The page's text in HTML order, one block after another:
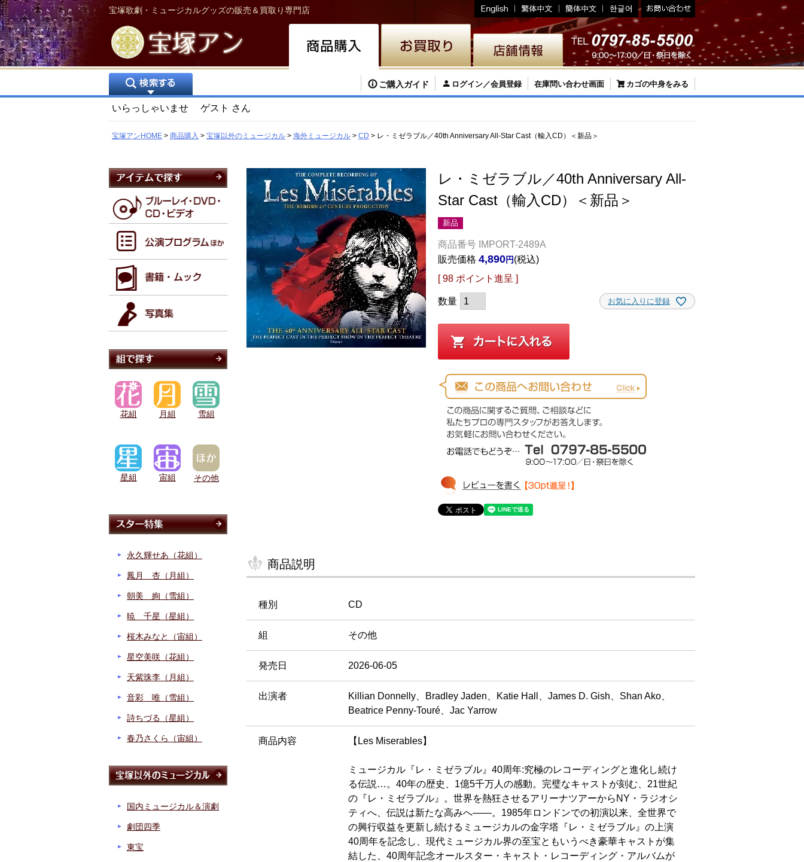
宝塚歌劇・ミュージカルグッズの販売＆買取り専門店
ご購入ガイド ログイン／会員登録 在庫問い合わせ画面 カゴの中身をみる
いらっしゃいませ ゲスト さん
宝塚アンHOME 商品購入 宝塚以外のミュージカル 海外ミュージカル CD レ・ミゼラブル／40th Anniversary All-Star Cast（輸入CD）＜新品＞
レ・ミゼラブル／40th Anniversary All-
Star Cast（輸入CD）＜新品＞
新品
商品番号 IMPORT-2489A
販売価格 4,890
税込
[ 98 ポイント進呈 ]
お気に入りに登録
商品説明
種別 CD
組 その他
発売日 2026-06-05
出演者
Killian Donnelly、Bradley Jaden、Katie Hall、James D. Gish、Shan Ako、
Beatrice Penny-Touré、Jac Yarrow
商品内容 【Les Miserables】
ミュージカル『レ・ミゼラブル』40周年:究極のレコーディングと進化し続け
る伝説…。40年の歴史、1億5千万人の感動。完璧なキャストが刻む、21世紀
の『レ・ミゼラブル』。世界を熱狂させるアリーナツアーからNY・ラジオシ
ティへ、伝説は新たな高みへ――。1985年ロンドンでの初演以来、全世界で
の興行収益を更新し続けるミュージカルの金字塔『レ・ミゼラブル』の上演
40周年を記念し、現代ミュージカル界の至宝ともいうべき豪華キャストが集
結した、40周年記念オールスター・キャスト・レコーディング・アルバムが
花組 月組 雪組
星組 宙組 その他
永久輝せあ（花組）
鳳月 杏（月組）
朝美 絢（雪組）
暁 千星（星組）
桜木みなと（宙組）
星空美咲（花組）
天紫珠李（月組）
音彩 唯（雪組）
詩ちづる（星組）
春乃さくら（宙組）
国内ミュージカル＆演劇
劇団四季
東宝